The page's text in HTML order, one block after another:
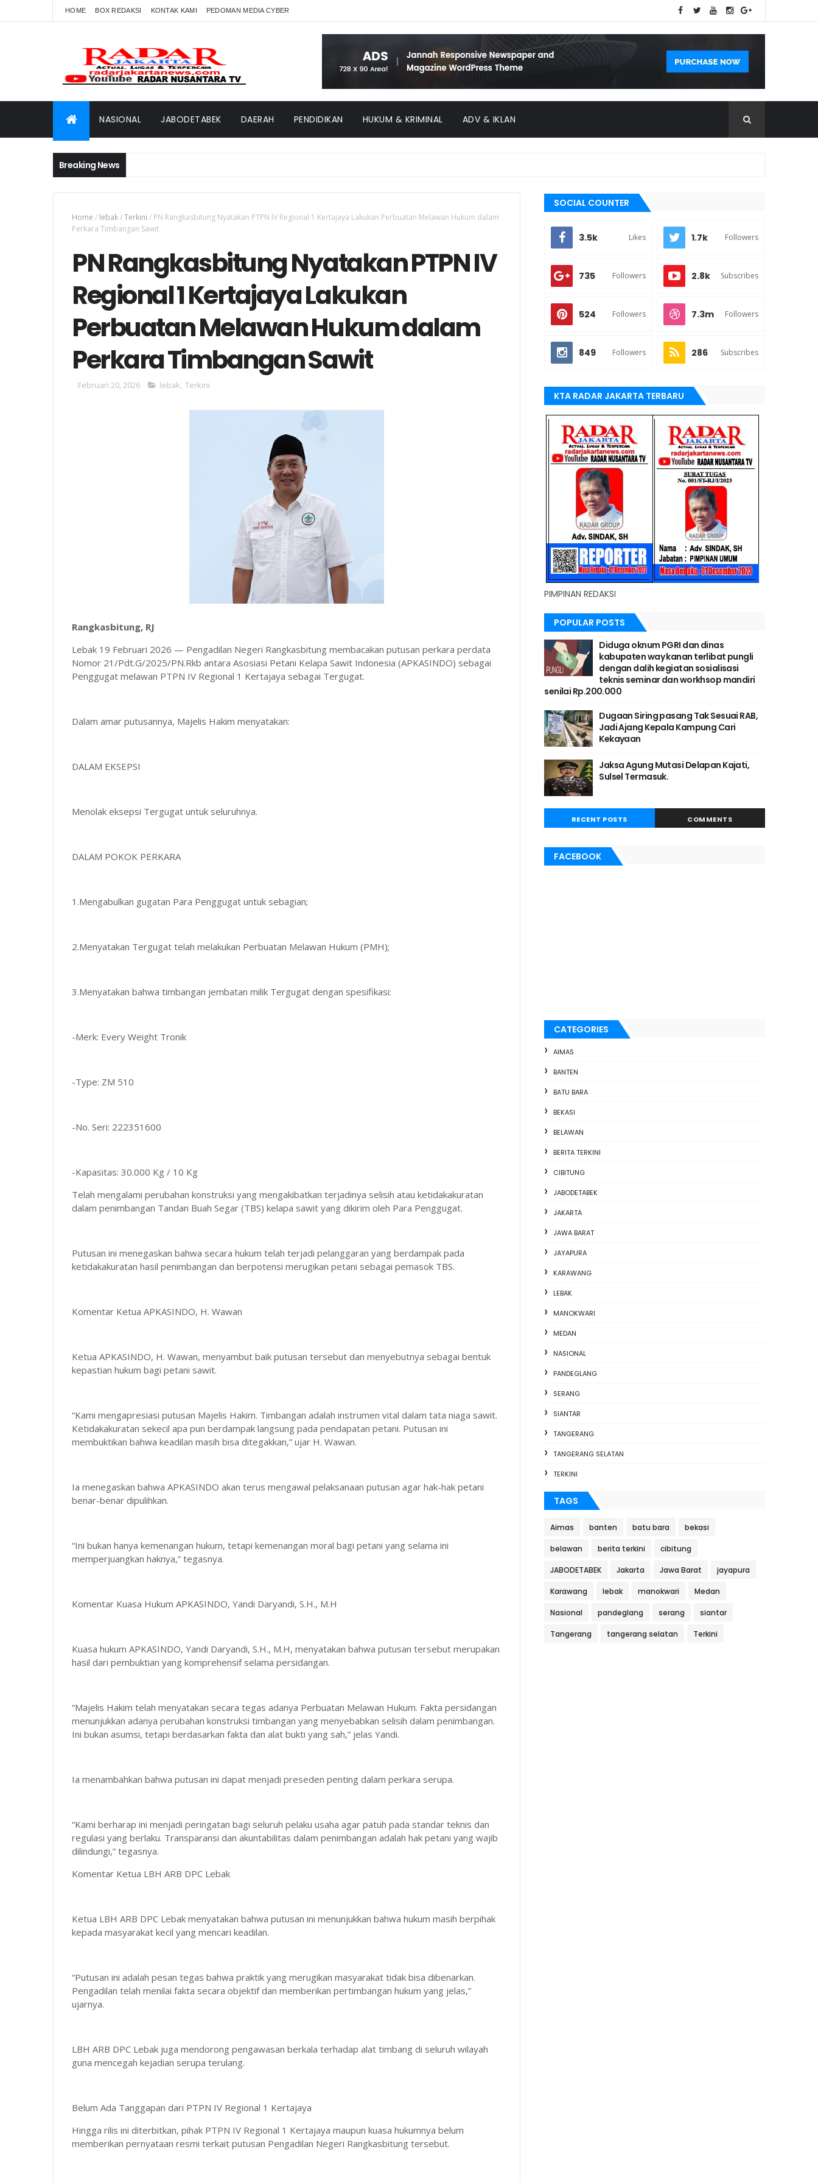
HOME BOX REDAKSI KONTAK KAMI PEDOMAN MEDIA CYBER
NASIONAL JABODETABEK DAERAH PENDIDIKAN HUKUM & KRIMINAL ADV & IKLAN
Breaking News
Home / lebak/Terkini / PN Rangkasbitung Nyatakan PTPN IV Regional 1 Kertajaya Lakukan Perbuatan Melawan Hukum dalam
Perkara Timbangan Sawit
PN Rangkasbitung Nyatakan PTPN IV
Regional 1 Kertajaya Lakukan
Perbuatan Melawan Hukum dalam
Perkara Timbangan Sawit
Februari 20, 2026 lebak, Terkini
Rangkasbitung, RJ
Lebak 19 Februari 2026 — Pengadilan Negeri Rangkasbitung membacakan putusan perkara perdata
Nomor 21/Pdt.G/2025/PN.Rkb antara Asosiasi Petani Kelapa Sawit Indonesia (APKASINDO) sebagai
Penggugat melawan PTPN IV Regional 1 Kertajaya sebagai Tergugat.
Dalam amar putusannya, Majelis Hakim menyatakan:
DALAM EKSEPSI
Menolak eksepsi Tergugat untuk seluruhnya.
DALAM POKOK PERKARA
1.Mengabulkan gugatan Para Penggugat untuk sebagian;
2.Menyatakan Tergugat telah melakukan Perbuatan Melawan Hukum (PMH);
3.Menyatakan bahwa timbangan jembatan milik Tergugat dengan spesifikasi:
-Merk: Every Weight Tronik
-Type: ZM 510
-No. Seri: 222351600
-Kapasitas: 30.000 Kg / 10 Kg
Telah mengalami perubahan konstruksi yang mengakibatkan terjadinya selisih atau ketidakakuratan
dalam penimbangan Tandan Buah Segar (TBS) kelapa sawit yang dikirim oleh Para Penggugat.
Putusan ini menegaskan bahwa secara hukum telah terjadi pelanggaran yang berdampak pada
ketidakakuratan hasil penimbangan dan berpotensi merugikan petani sebagai pemasok TBS.
Komentar Ketua APKASINDO, H. Wawan
Ketua APKASINDO, H. Wawan, menyambut baik putusan tersebut dan menyebutnya sebagai bentuk
kepastian hukum bagi petani sawit.
“Kami mengapresiasi putusan Majelis Hakim. Timbangan adalah instrumen vital dalam tata niaga sawit.
Ketidakakuratan sekecil apa pun berdampak langsung pada pendapatan petani. Putusan ini
membuktikan bahwa keadilan masih bisa ditegakkan,” ujar H. Wawan.
Ia menegaskan bahwa APKASINDO akan terus mengawal pelaksanaan putusan agar hak-hak petani
benar-benar dipulihkan.
“Ini bukan hanya kemenangan hukum, tetapi kemenangan moral bagi petani yang selama ini
memperjuangkan haknya,” tegasnya.
Komentar Kuasa Hukum APKASINDO, Yandi Daryandi, S.H., M.H
Kuasa hukum APKASINDO, Yandi Daryandi, S.H., M.H, menyatakan bahwa putusan tersebut merupakan
hasil dari pembuktian yang komprehensif selama persidangan.
“Majelis Hakim telah menyatakan secara tegas adanya Perbuatan Melawan Hukum. Fakta persidangan
menunjukkan adanya perubahan konstruksi timbangan yang menyebabkan selisih dalam penimbangan.
Ini bukan asumsi, tetapi berdasarkan fakta dan alat bukti yang sah,” jelas Yandi.
Ia menambahkan bahwa putusan ini dapat menjadi preseden penting dalam perkara serupa.
“Kami berharap ini menjadi peringatan bagi seluruh pelaku usaha agar patuh pada standar teknis dan
regulasi yang berlaku. Transparansi dan akuntabilitas dalam penimbangan adalah hak petani yang wajib
dilindungi,” tegasnya.
Komentar Ketua LBH ARB DPC Lebak
Ketua LBH ARB DPC Lebak menyatakan bahwa putusan ini menunjukkan bahwa hukum masih berpihak
kepada masyarakat kecil yang mencari keadilan.
“Putusan ini adalah pesan tegas bahwa praktik yang merugikan masyarakat tidak bisa dibenarkan.
Pengadilan telah menilai fakta secara objektif dan memberikan pertimbangan hukum yang jelas,”
ujarnya.
LBH ARB DPC Lebak juga mendorong pengawasan berkala terhadap alat timbang di seluruh wilayah
guna mencegah kejadian serupa terulang.
Belum Ada Tanggapan dari PTPN IV Regional 1 Kertajaya
Hingga rilis ini diterbitkan, pihak PTPN IV Regional 1 Kertajaya maupun kuasa hukumnya belum
memberikan pernyataan resmi terkait putusan Pengadilan Negeri Rangkasbitung tersebut.
SOCIAL COUNTER
3.5k Likes 1.7k Followers
735 Followers 2.8k Subscribes
524 Followers 7.3m Followers
849 Followers 286 Subscribes
KTA RADAR JAKARTA TERBARU
PIMPINAN REDAKSI
POPULAR POSTS
Diduga oknum PGRI dan dinas
kabupaten way kanan terlibat pungli
dengan dalih kegiatan sosialisasi
teknis seminar dan workhsop mandiri
senilai Rp.200.000
Dugaan Siring pasang Tak Sesuai RAB,
Jadi Ajang Kepala Kampung Cari
Kekayaan
Jaksa Agung Mutasi Delapan Kajati,
Sulsel Termasuk.
RECENT POSTS COMMENTS
FACEBOOK
CATEGORIES
AIMAS
BANTEN
BATU BARA
BEKASI
BELAWAN
BERITA TERKINI
CIBITUNG
JABODETABEK
JAKARTA
JAWA BARAT
JAYAPURA
KARAWANG
LEBAK
MANOKWARI
MEDAN
NASIONAL
PANDEGLANG
SERANG
SIANTAR
TANGERANG
TANGERANG SELATAN
TERKINI
TAGS
Aimas banten batu bara bekasi
belawan berita terkini cibitung
JABODETABEK Jakarta Jawa Barat jayapura
Karawang lebak manokwari Medan
Nasional pandeglang serang siantar
Tangerang tangerang selatan Terkini